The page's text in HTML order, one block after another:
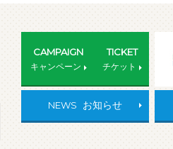
CAMPAIGN
キャンペーン
TICKET
チケット
NEWS お知らせ